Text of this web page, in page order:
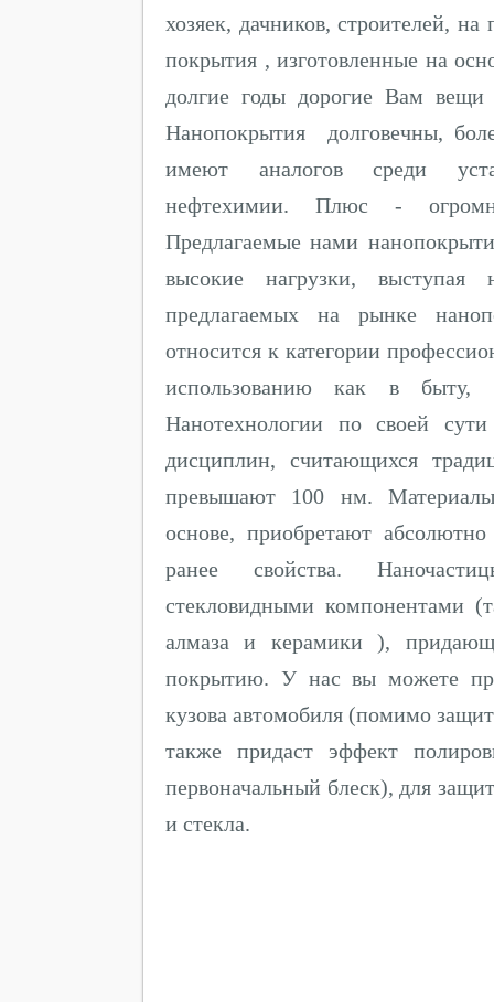
хозяек, дачников, строителей,
покрытия , изготовленные на
долгие годы дорогие Вам вещи
Нанопокрытия долговечны,
имеют аналогов среди
нефтехимии. Плюс -
Предлагаемые нами
высокие нагрузки,
предлагаемых на рынке
относится к категории
использованию как в
Нанотехнологии по своей
дисциплин, считающихся
превышают 100 нм.
основе, приобретают
ранее свойства.
стекловидными компонентами
алмаза и керамики ),
покрытию. У нас вы можете
кузова автомобиля (помимо
также придаст эффект
первоначальный блеск), для
и стекла.